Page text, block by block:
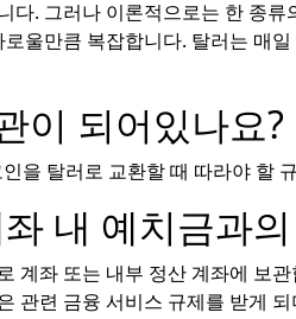
. 그러나 이론적으로는 한 종
울만큼 복잡합니다. 탈러는 매
이 되어있나요?
탈러로 교환할 때 따라야 할
내 예치금과
계좌 또는 내부 정산 계좌에 보
관련 금융 서비스 규제를 받게